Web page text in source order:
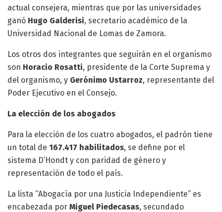
actual consejera, mientras que por las universidades
ganó Hugo Galderisi, secretario académico de la
Universidad Nacional de Lomas de Zamora.
Los otros dos integrantes que seguirán en el organismo
son Horacio Rosatti, presidente de la Corte Suprema y
del organismo, y Gerónimo Ustarroz, representante del
Poder Ejecutivo en el Consejo.
La elección de los abogados
Para la elección de los cuatro abogados, el padrón tiene
un total de 167.417 habilitados, se define por el
sistema D’Hondt y con paridad de género y
representación de todo el país.
La lista “Abogacía por una Justicia Independiente” es
encabezada por Miguel Piedecasas, secundado